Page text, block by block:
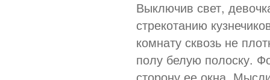
Выключив свет,
стрекотанию
комнату сквозь не
полу белую полоску.